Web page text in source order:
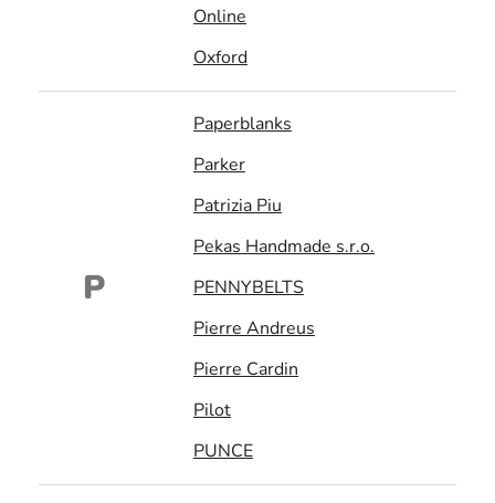
Online
Oxford
P
Paperblanks
Parker
Patrizia Piu
Pekas Handmade s.r.o.
PENNYBELTS
Pierre Andreus
Pierre Cardin
Pilot
PUNCE